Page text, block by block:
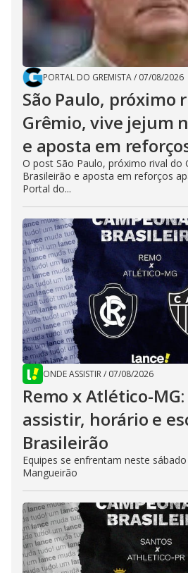
PORTAL DO GREMISTA/ 07/08/2026
São Paulo, próximo
Grêmio, vive jejum
e aposta em
O post São Paulo, próximo rival do
Brasileirão e aposta em reforços
Portal do...
ONDE ASSISTIR/ 07/08/2026
Remo x Atlético-
assistir, horário e
Brasileirão
Equipes se enfrentam neste
Mangueirão